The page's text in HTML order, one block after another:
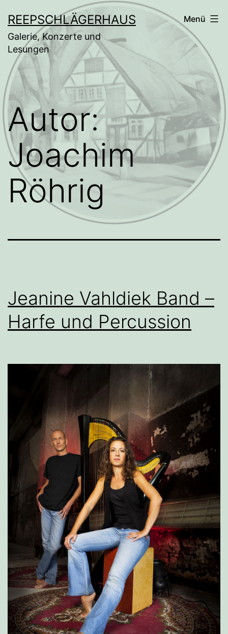
Inhalt
springen
REEPSCHLÄGERHAUS
Galerie, Konzerte und
Lesungen
Menü
Autor:
Joachim
Röhrig
Jeanine Vahldiek Band –
Harfe und Percussion